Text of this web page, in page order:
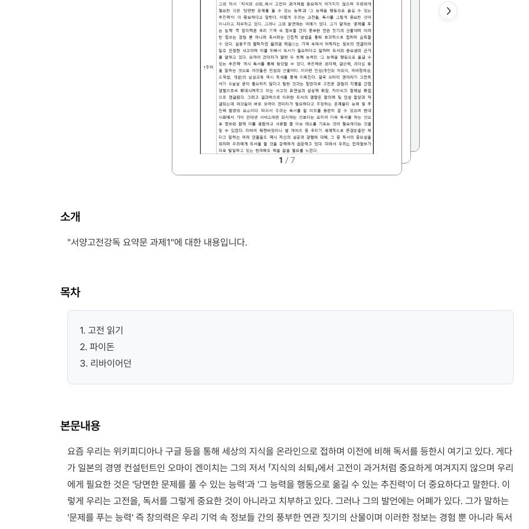
1 / 7
소개
"서양고전강독 요약문 과제1"에 대한 내용입니다.
목차
1. 고전 읽기
2. 파이돈
3. 리바이어던
본문내용
요즘 우리는 위키피디아나 구글 등을 통해 세상의 지식을 온라인으로 접하며 이전에 비해 독서를 등한시 여기고 있다. 게다
가 일본의 경영 컨설턴트인 오마이 겐이치는 그의 저서 「지식의 쇠퇴」에서 고전이 과거처럼 중요하게 여겨지지 않으며 우리
에게 필요한 것은 '당면한 문제를 풀 수 있는 능력'과 '그 능력을 행동으로 옮길 수 있는 추진력'이 더 중요하다고 말한다. 이
렇게 우리는 고전을, 독서를 그렇게 중요한 것이 아니라고 치부하고 있다. 그러나 그의 발언에는 어폐가 있다. 그가 말하는
'문제를 푸는 능력' 즉 창의력은 우리 기억 속 정보들 간의 풍부한 연관 짓기의 산물이며 이러한 정보는 경험 뿐 아니라 독서